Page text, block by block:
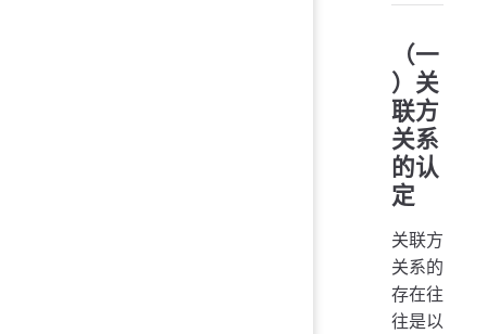
（一
）关
联方
关系
的认
定
关联方
关系的
存在往
往是以